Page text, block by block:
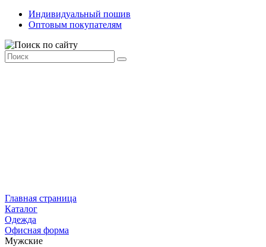
Индивидуальный пошив
Оптовым покупателям
Главная страница
Каталог
Одежда
Офисная форма
Мужские